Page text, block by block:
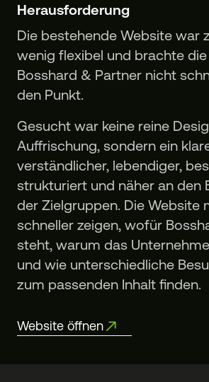
Herausforderung
Die bestehende Website war
wenig flexibel und brachte
Bosshard & Partner nicht
den Punkt.
Gesucht war keine reine
Auffrischung, sondern ein
verständlicher, lebendiger,
strukturiert und näher an den
der Zielgruppen. Die Website
schneller zeigen, wofür
steht, warum das
und wie unterschiedliche
zum passenden Inhalt finden.
Website öffnen